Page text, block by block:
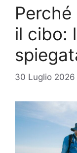
il cibo:
30 Luglio 2026